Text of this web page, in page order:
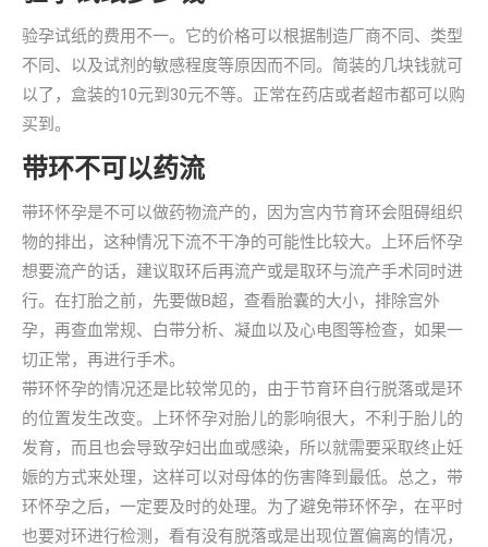
验孕试纸的费用不一。它的价格可以根据制造厂商不同、类型
不同、以及试剂的敏感程度等原因而不同。简装的几块钱就可
以了，盒装的10元到30元不等。正常在药店或者超市都可以购
买到。
带环不可以药流
带环怀孕是不可以做药物流产的，因为宫内节育环会阻碍组织
物的排出，这种情况下流不干净的可能性比较大。上环后怀孕
想要流产的话，建议取环后再流产或是取环与流产手术同时进
行。在打胎之前，先要做B超，查看胎囊的大小，排除宫外
孕，再查血常规、白带分析、凝血以及心电图等检查，如果一
切正常，再进行手术。
带环怀孕的情况还是比较常见的，由于节育环自行脱落或是环
的位置发生改变。上环怀孕对胎儿的影响很大，不利于胎儿的
发育，而且也会导致孕妇出血或感染，所以就需要采取终止妊
娠的方式来处理，这样可以对母体的伤害降到最低。总之，带
环怀孕之后，一定要及时的处理。为了避免带环怀孕，在平时
也要对环进行检测，看有没有脱落或是出现位置偏离的情况，